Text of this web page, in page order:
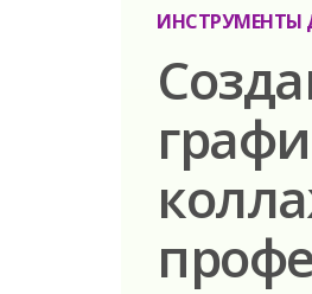
ИНСТРУМЕНТЫ